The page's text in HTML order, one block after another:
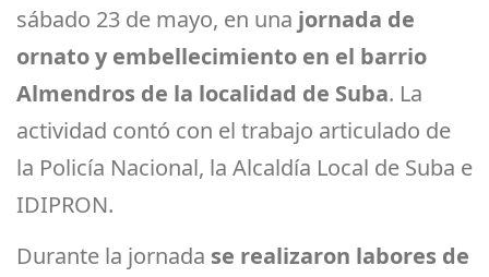
sábado 23 de mayo, en una jornada de
ornato y embellecimiento en el barrio
Almendros de la localidad de Suba. La
actividad contó con el trabajo articulado de
la Policía Nacional, la Alcaldía Local de Suba e
IDIPRON.
Durante la jornada se realizaron labores de